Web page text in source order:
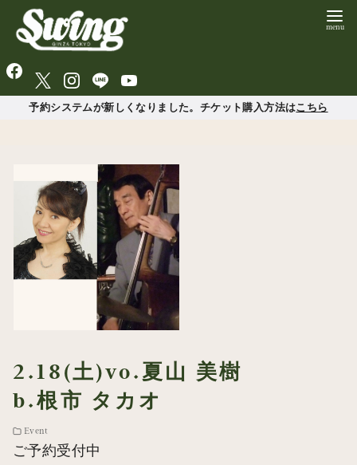
予約システムが新しくなりました。チケット購入方法はこちら
2.18(土)vo.夏山 美樹
b.根市 タカオ
Event
ご予約受付中